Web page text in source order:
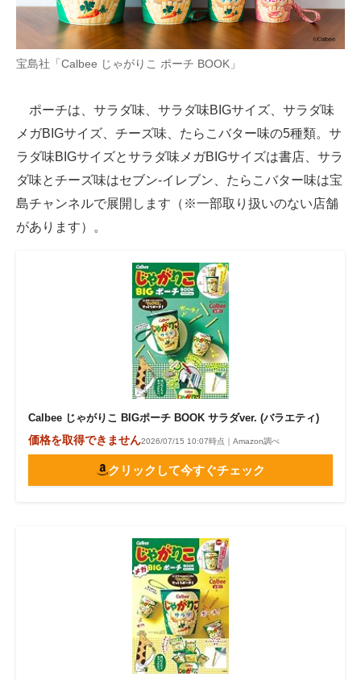
宝島社「Calbee じゃがりこ ポーチ BOOK」
ポーチは、サラダ味、サラダ味BIGサイズ、サラダ味
メガBIGサイズ、チーズ味、たらこバター味の5種類。サ
ラダ味BIGサイズとサラダ味メガBIGサイズは書店、サラ
ダ味とチーズ味はセブン‐イレブン、たらこバター味は宝
島チャンネルで展開します（※一部取り扱いのない店舗
があります）。
Calbee じゃがりこ BIGポーチ BOOK サラダver. (バラエティ)
価格を取得できません2026/07/15 10:07時点｜Amazon調べ
クリックして今すぐチェック